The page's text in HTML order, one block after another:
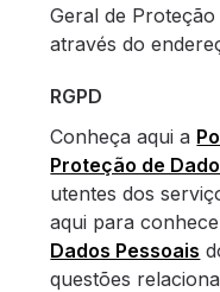
Geral de
através do
RGPD
Conheça aqui a
Proteção de
utentes dos
aqui para
Dados Pessoais
questões